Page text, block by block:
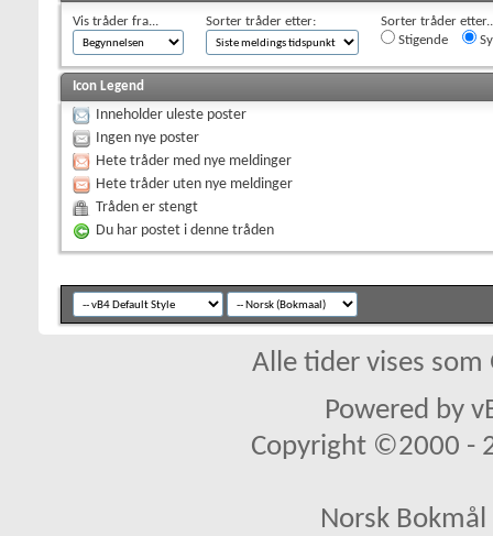
Vis tråder fra... Sorter tråder etter:
Sorter tråder
Stigende
Icon Legend
Inneholder uleste poster
Ingen nye poster
Hete tråder med nye meldinger
Hete tråder uten nye meldinger
Tråden er stengt
Du har postet i denne tråden
Alle tider vises som
Powered by
Copyright ©2000 -
Norsk